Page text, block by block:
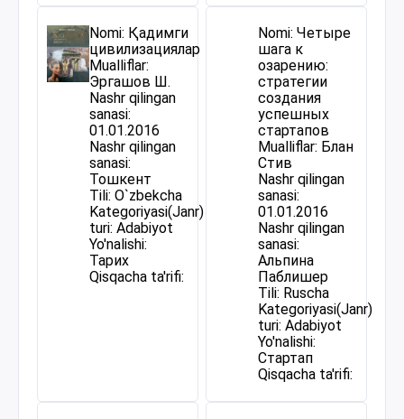
Nomi: Қадимги
цивилизациялар
Mualliflar:
Эргашов Ш.
Nashr qilingan
sanasi:
01.01.2016
Nashr qilingan
sanasi:
Тошкент
Tili: O`zbekcha
Kategoriyasi(Janr)
turi: Adabiyot
Yo'nalishi:
Тарих
Qisqacha ta'rifi:
Nomi: Четыре
шага к
озарению:
стратегии
создания
успешных
стартапов
Mualliflar: Блан
Стив
Nashr qilingan
sanasi:
01.01.2016
Nashr qilingan
sanasi:
Альпина
Паблишер
Tili: Ruscha
Kategoriyasi(Janr)
turi: Adabiyot
Yo'nalishi:
Стартап
Qisqacha ta'rifi: